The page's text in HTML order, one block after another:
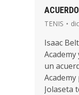
TENIS
Isaac
un
Jolaseta